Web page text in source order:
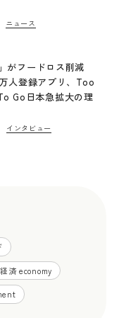
ニュース
がフードロス削減
人登録アプリ、Too
Go日本急拡大の理
インタビュー
経済 economy